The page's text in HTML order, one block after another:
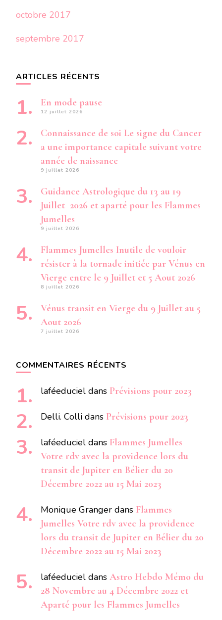
octobre 2017
septembre 2017
ARTICLES RÉCENTS
En mode pause
12 juillet 2026
Connaissance de soi Le signe du Cancer
a une importance capitale suivant votre
année de naissance
9 juillet 2026
Guidance Astrologique du 13 au 19
Juillet 2026 et aparté pour les Flammes
Jumelles
9 juillet 2026
Flammes Jumelles Inutile de vouloir
résister à la tornade initiée par Vénus en
Vierge entre le 9 Juillet et 5 Aout 2026
8 juillet 2026
Vénus transit en Vierge du 9 Juillet au 5
Aout 2026
7 juillet 2026
COMMENTAIRES RÉCENTS
laféeduciel dans Prévisions pour 2023
Delli. Colli dans Prévisions pour 2023
laféeduciel dans Flammes Jumelles
Votre rdv avec la providence lors du
transit de Jupiter en Bélier du 20
Décembre 2022 au 15 Mai 2023
Monique Granger dans Flammes
Jumelles Votre rdv avec la providence
lors du transit de Jupiter en Bélier du 20
Décembre 2022 au 15 Mai 2023
laféeduciel dans Astro Hebdo Mémo du
28 Novembre au 4 Décembre 2022 et
Aparté pour les Flammes Jumelles